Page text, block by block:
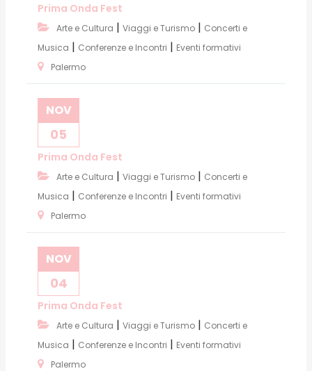
Prima Onda Fest
Arte e Cultura | Viaggi e Turismo | Concerti e
Musica | Conferenze e Incontri | Eventi formativi
Palermo
NOV
05
Prima Onda Fest
Arte e Cultura | Viaggi e Turismo | Concerti e
Musica | Conferenze e Incontri | Eventi formativi
Palermo
NOV
04
Prima Onda Fest
Arte e Cultura | Viaggi e Turismo | Concerti e
Musica | Conferenze e Incontri | Eventi formativi
Palermo